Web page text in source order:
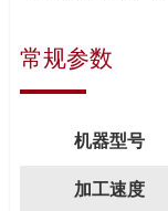
常规参数
机器型号
加工速度